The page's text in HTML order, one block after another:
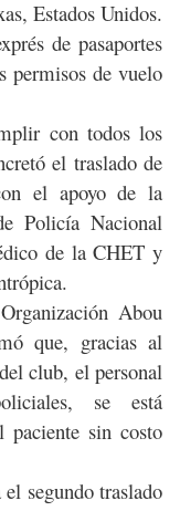
Estados Unidos.
de pasaportes
permisos de vuelo
con todos los
el traslado de
el apoyo de la
Policía Nacional
de la CHET y
Abou
que, gracias al
club, el personal
se está
paciente sin costo
segundo traslado